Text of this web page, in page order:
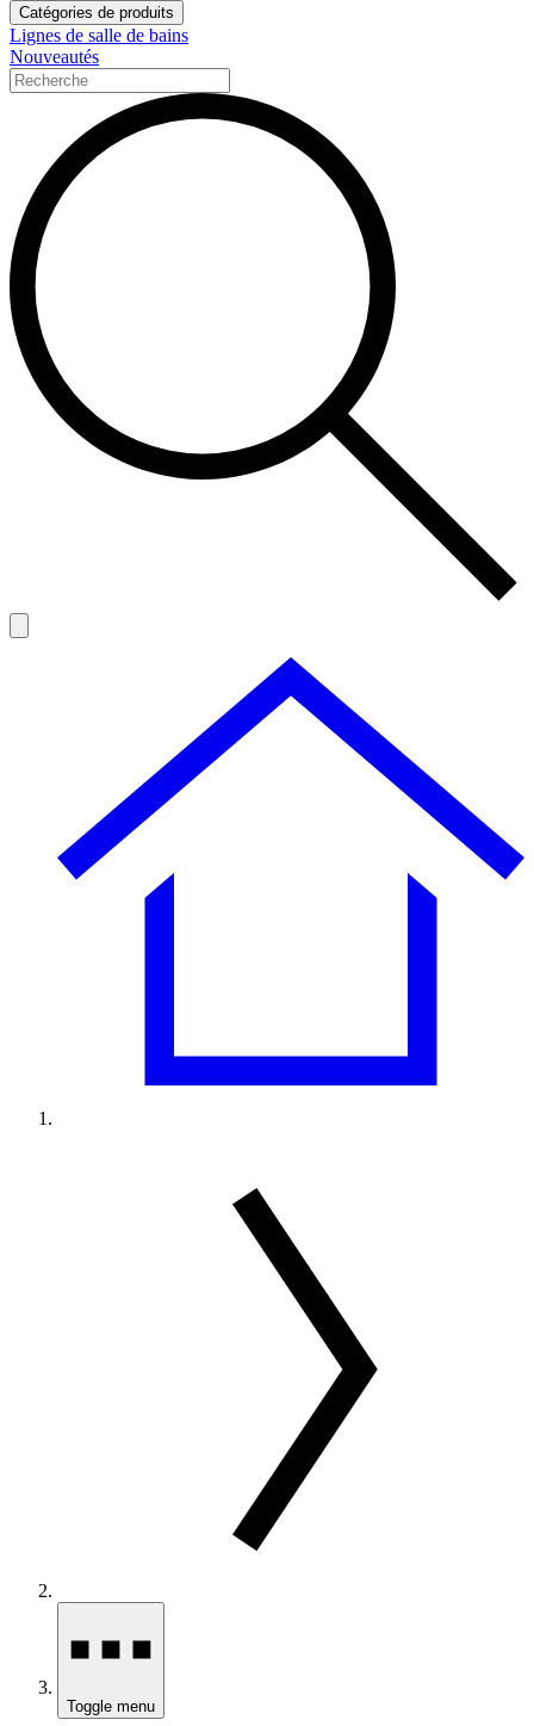
Catégories de produits
Lignes de salle de bains
Nouveautés
Toggle menu